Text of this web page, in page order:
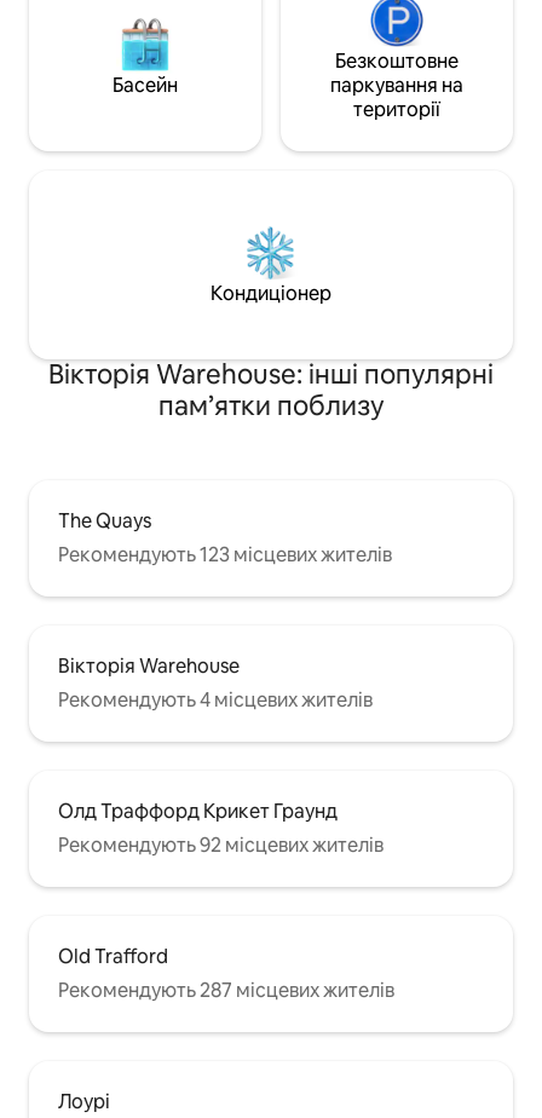
Басейн
Безкоштовне
паркування на
території
Кондиціонер
Вікторія Warehouse: інші популярні
пам’ятки поблизу
The Quays
Рекомендують 123 місцевих жителів
Вікторія Warehouse
Рекомендують 4 місцевих жителів
Олд Траффорд Крикет Граунд
Рекомендують 92 місцевих жителів
Old Trafford
Рекомендують 287 місцевих жителів
Лоурі